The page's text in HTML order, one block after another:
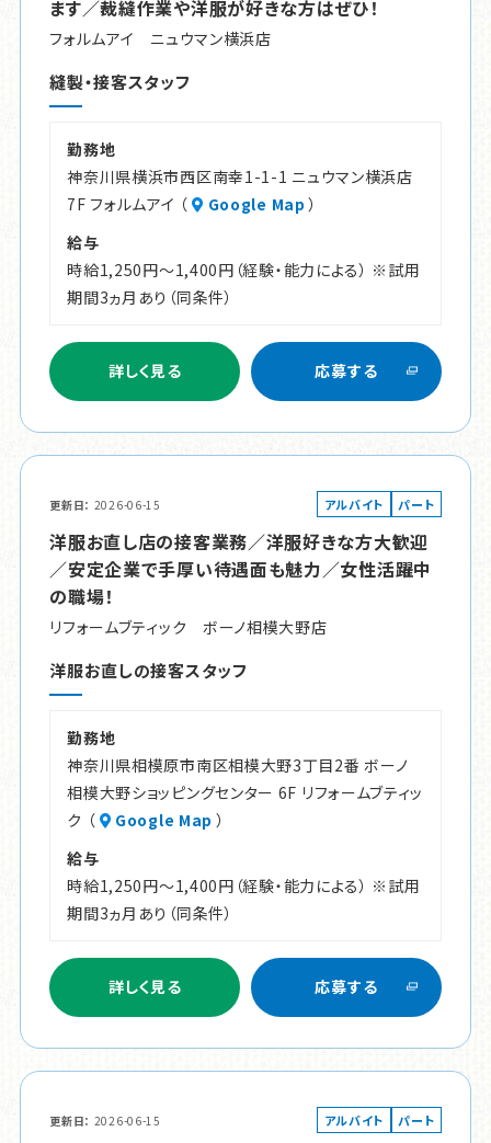
ます／裁縫作業や洋服が好きな方はぜひ！
フォルムアイ ニュウマン横浜店
縫製・接客スタッフ
勤務地
神奈川県横浜市西区南幸1-1-1 ニュウマン横浜店
7F フォルムアイ （
Google Map ）
給与
時給1,250円～1,400円（経験・能力による） ※試用
期間3ヵ月あり（同条件）
詳しく見る 応募する
更新日 2026-06-15 アルバイト パート
洋服お直し店の接客業務／洋服好きな方大歓迎
／安定企業で手厚い待遇面も魅力／女性活躍中
の職場！
リフォームブティック ボーノ相模大野店
洋服お直しの接客スタッフ
勤務地
神奈川県相模原市南区相模大野3丁目2番 ボーノ
相模大野ショッピングセンター 6F リフォームブティッ
ク （
Google Map ）
給与
時給1,250円～1,400円（経験・能力による） ※試用
期間3ヵ月あり（同条件）
詳しく見る 応募する
更新日 2026-06-15 アルバイト パート